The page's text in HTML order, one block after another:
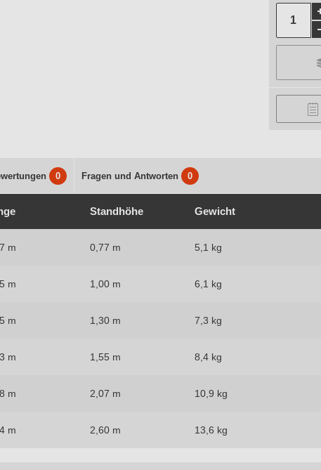
0 Fragen und Antworten 0
Standhöhe Gewicht
m 0,77 m 5,1 kg
m 1,00 m 6,1 kg
m 1,30 m 7,3 kg
m 1,55 m 8,4 kg
m 2,07 m 10,9 kg
m 2,60 m 13,6 kg